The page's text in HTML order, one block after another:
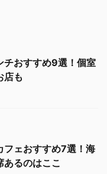
チおすすめ9選！個室
店も
フェおすすめ7選！海
るのはここ